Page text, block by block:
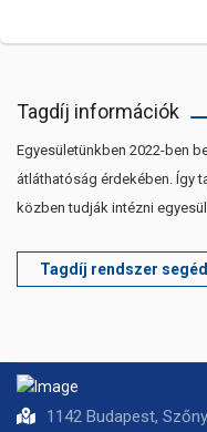
Tagdíj információk
Egyesületünkben 2022-ben
átláthatóság érdekében. Így
közben tudják intézni
Tagdíj rendszer
1142 Budapest,